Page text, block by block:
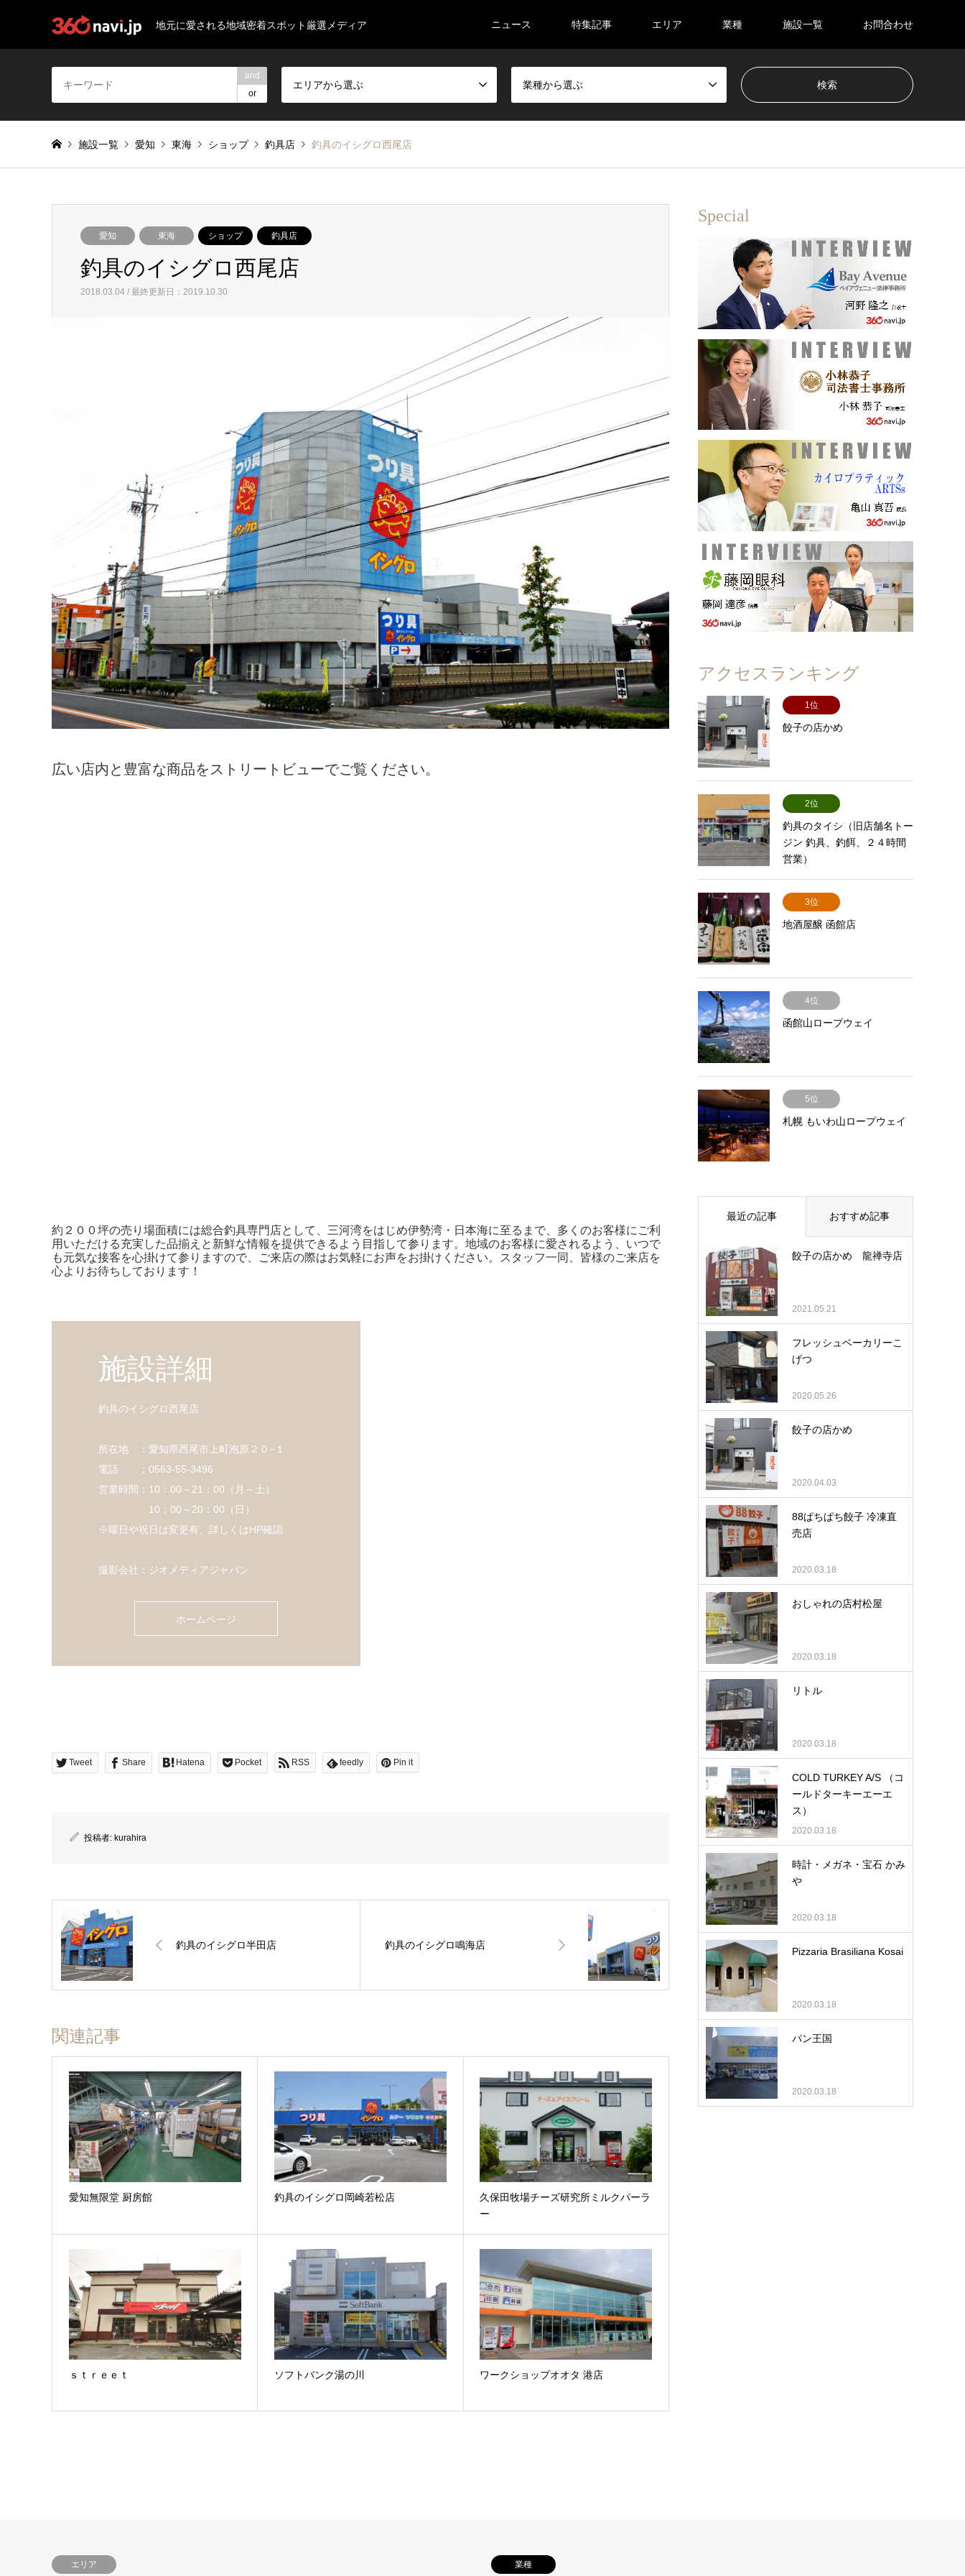
地元に愛される地域密着スポット厳選メディア ニュース 特集記事 エリア 業種 施設一覧 お問合わせ
and
or
エリアから選ぶ 業種から選ぶ
施設一覧 愛知 東海 ショップ 釣具店 釣具のイシグロ西尾店
愛知 東海 ショップ 釣具店
釣具のイシグロ西尾店
2018.03.04 / 最終更新日：2019.10.30
広い店内と豊富な商品をストリートビューでご覧ください。
約２００坪の売り場面積には総合釣具専門店として、三河湾をはじめ伊勢湾・日本海に至るまで、多くのお客様にご利
用いただける充実した品揃えと新鮮な情報を提供できるよう目指して参ります。地域のお客様に愛されるよう、いつで
も元気な接客を心掛けて参りますので、ご来店の際はお気軽にお声をお掛けください。スタッフ一同、皆様のご来店を
心よりお待ちしております！
施設詳細
釣具のイシグロ西尾店
所在地 ：愛知県西尾市上町泡原２０−１
電話 ：0563-55-3496
営業時間：10：00～21：00（月～土）
10：00～20：00（日）
※曜日や祝日は変更有、詳しくはHP確認
撮影会社：ジオメディアジャパン
ホームページ
Tweet Share Hatena Pocket RSS feedly Pin it
投稿者: kurahira
釣具のイシグロ半田店 釣具のイシグロ鳴海店
関連記事
愛知無限堂 厨房館 釣具のイシグロ岡崎若松店
久保田牧場チーズ研究所ミルクパーラ
ー
ｓｔｒｅｅｔ ソフトバンク湯の川 ワークショップオオタ 港店
Special
アクセスランキング
1位
餃子の店かめ
2位
釣具のタイシ（旧店舗名トー
ジン 釣具、釣餌、２４時間
営業）
3位
地酒屋醸 函館店
4位
函館山ロープウェイ
5位
札幌 もいわ山ロープウェイ
最近の記事 おすすめ記事
餃子の店かめ 龍禅寺店
2021.05.21
フレッシュベーカリーこ
げつ
2020.05.26
餃子の店かめ
2020.04.03
88ぱちぱち餃子 冷凍直
売店
2020.03.18
おしゃれの店村松屋
2020.03.18
リトル
2020.03.18
COLD TURKEY A/S （コ
ールドターキーエーエ
ス）
2020.03.18
時計・メガネ・宝石 かみ
や
2020.03.18
Pizzaria Brasiliana Kosai
2020.03.18
パン王国
2020.03.18
エリア 業種